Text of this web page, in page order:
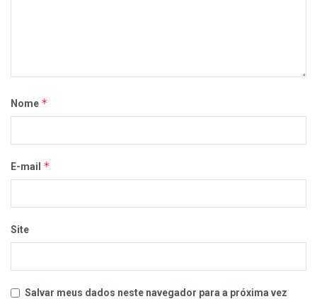
Nome *
E-mail *
Site
Salvar meus dados neste navegador para a próxima vez